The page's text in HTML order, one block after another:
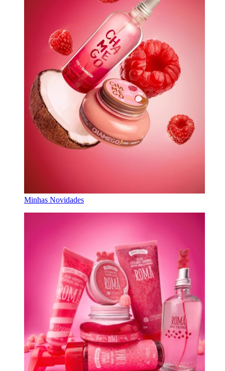
Minhas Novidades